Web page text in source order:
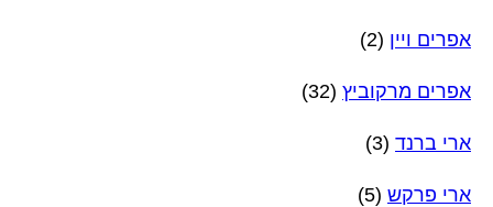
אפרים ויין (2)
אפרים מרקוביץ (32)
ארי ברנד (3)
ארי פרקש (5)